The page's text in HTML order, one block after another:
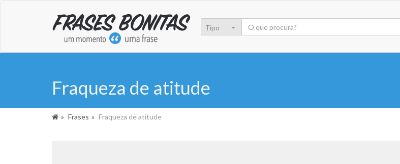
Fraqueza de atitude
Frases Fraqueza de atitude